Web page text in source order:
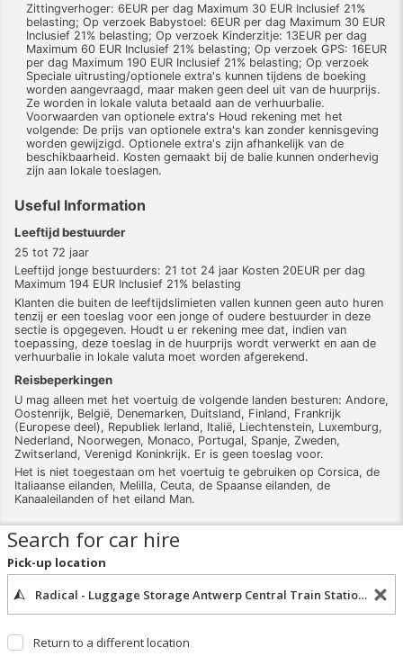
Zittingverhoger: 6EUR per dag Maximum 30 EUR Inclusief 21%
belasting; Op verzoek Babystoel: 6EUR per dag Maximum 30 EUR
Inclusief 21% belasting; Op verzoek Kinderzitje: 13EUR per dag
Maximum 60 EUR Inclusief 21% belasting; Op verzoek GPS: 16EUR
per dag Maximum 190 EUR Inclusief 21% belasting; Op verzoek
Speciale uitrusting/optionele extra's kunnen tijdens de boeking
worden aangevraagd, maar maken geen deel uit van de huurprijs.
Ze worden in lokale valuta betaald aan de verhuurbalie.
Voorwaarden van optionele extra's Houd rekening met het
volgende: De prijs van optionele extra's kan zonder kennisgeving
worden gewijzigd. Optionele extra's zijn afhankelijk van de
beschikbaarheid. Kosten gemaakt bij de balie kunnen onderhevig
zijn aan lokale toeslagen.
Useful Information
Leeftijd bestuurder
25 tot 72 jaar
Leeftijd jonge bestuurders: 21 tot 24 jaar Kosten 20EUR per dag
Maximum 194 EUR Inclusief 21% belasting
Klanten die buiten de leeftijdslimieten vallen kunnen geen auto huren
tenzij er een toeslag voor een jonge of oudere bestuurder in deze
sectie is opgegeven. Houdt u er rekening mee dat, indien van
toepassing, deze toeslag in de huurprijs wordt verwerkt en aan de
verhuurbalie in lokale valuta moet worden afgerekend.
Reisbeperkingen
U mag alleen met het voertuig de volgende landen besturen: Andore,
Oostenrijk, België, Denemarken, Duitsland, Finland, Frankrijk
(Europese deel), Republiek Ierland, Italië, Liechtenstein, Luxemburg,
Nederland, Noorwegen, Monaco, Portugal, Spanje, Zweden,
Zwitserland, Verenigd Koninkrijk. Er is geen toeslag voor.
Het is niet toegestaan ​​om het voertuig te gebruiken op Corsica, de
Italiaanse eilanden, Melilla, Ceuta, de Spaanse eilanden, de
Kanaaleilanden of het eiland Man.
Search for car hire
Pick-up location
Return to a different location